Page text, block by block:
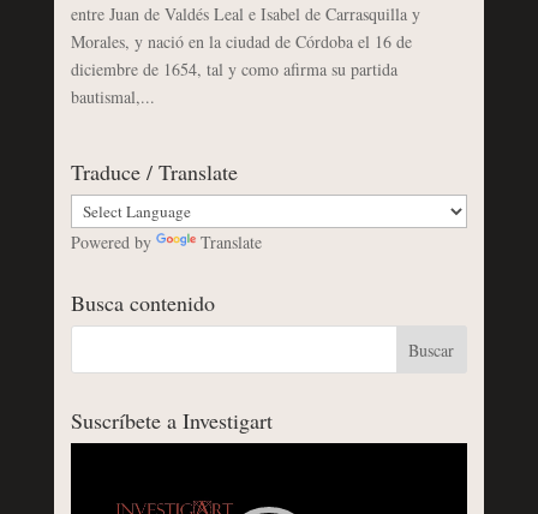
entre Juan de Valdés Leal e Isabel de Carrasquilla y
Morales, y nació en la ciudad de Córdoba el 16 de
diciembre de 1654, tal y como afirma su partida
bautismal,...
Traduce / Translate
Powered by Translate
Busca contenido
Suscríbete a Investigart